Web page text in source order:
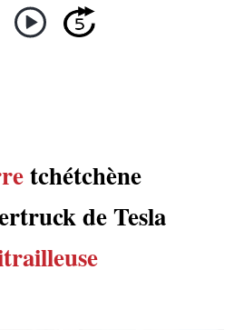
tchétchène
de Tesla